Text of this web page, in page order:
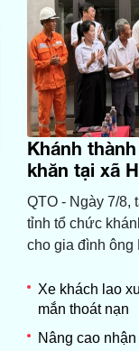
Khánh
khăn tại xã
QTO - Ngày 7/8,
tỉnh tổ chức
cho gia đình ông
Xe khách lao
mắn thoát nạn
Nâng cao